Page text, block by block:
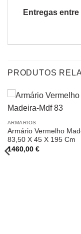
Entregas
PRODUTOS
ARMÁRIOS
Armário Vermelho
83,50 X 45 X 195 Cm
1460,00 €